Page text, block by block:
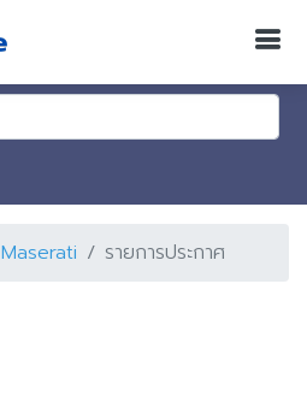
Maserati รายการประกาศ